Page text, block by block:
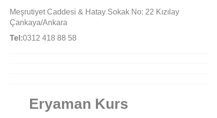
Meşrutiyet Caddesi & Hatay Sokak No: 22 Kızılay
Çankaya/Ankara
Tel:0312 418 88 58
Eryaman Kurs